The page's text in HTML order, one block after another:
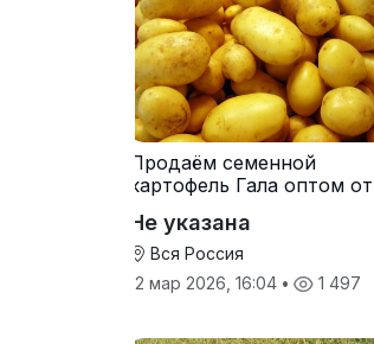
Продаём семенной
картофель Гала оптом от
Не указана
Вся Россия
12 мар 2026, 16:04 • 1 497